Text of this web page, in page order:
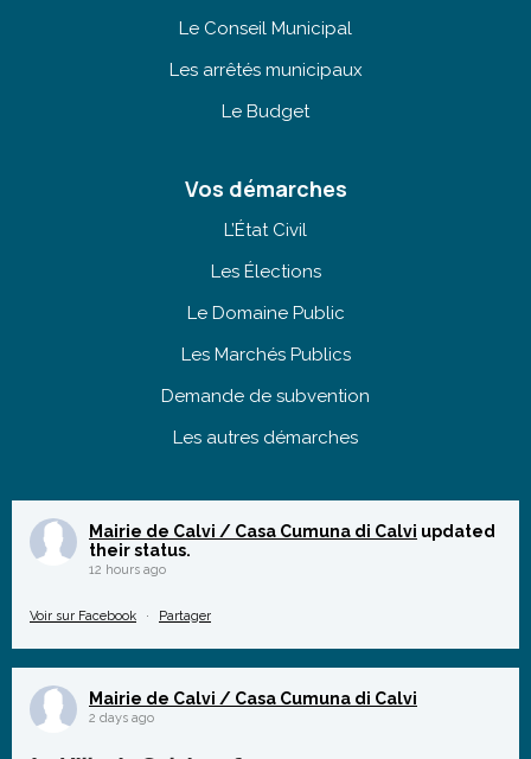
Le Conseil Municipal
Les arrêtés municipaux
Le Budget
Vos démarches
L’État Civil
Les Élections
Le Domaine Public
Les Marchés Publics
Demande de subvention
Les autres démarches
Mairie de Calvi / Casa Cumuna di Calvi updated
their status.
12 hours ago
Voir sur Facebook · Partager
Mairie de Calvi / Casa Cumuna di Calvi
2 days ago